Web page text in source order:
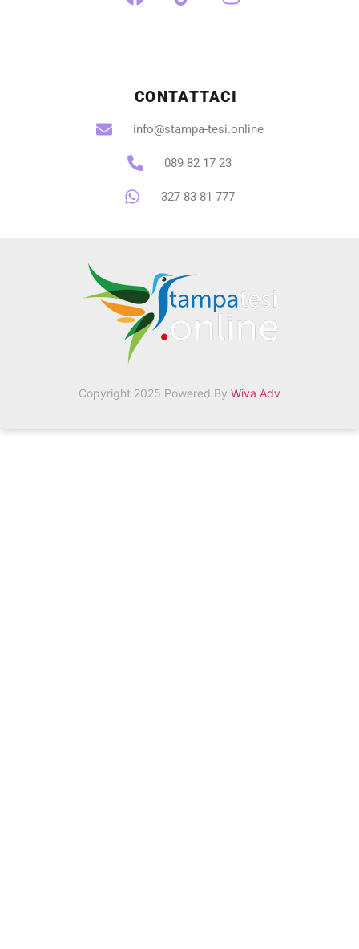
CONTATTACI
info@stampa-tesi.online
089 82 17 23
327 83 81 777
Copyright 2025 Powered By Wiva Adv